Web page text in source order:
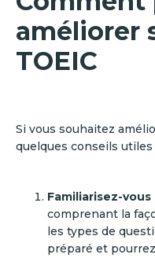
améliorer
TOEIC
Si vous souhaitez
quelques conseils utiles
Familiarisez-
comprenant la
les types de
préparé et